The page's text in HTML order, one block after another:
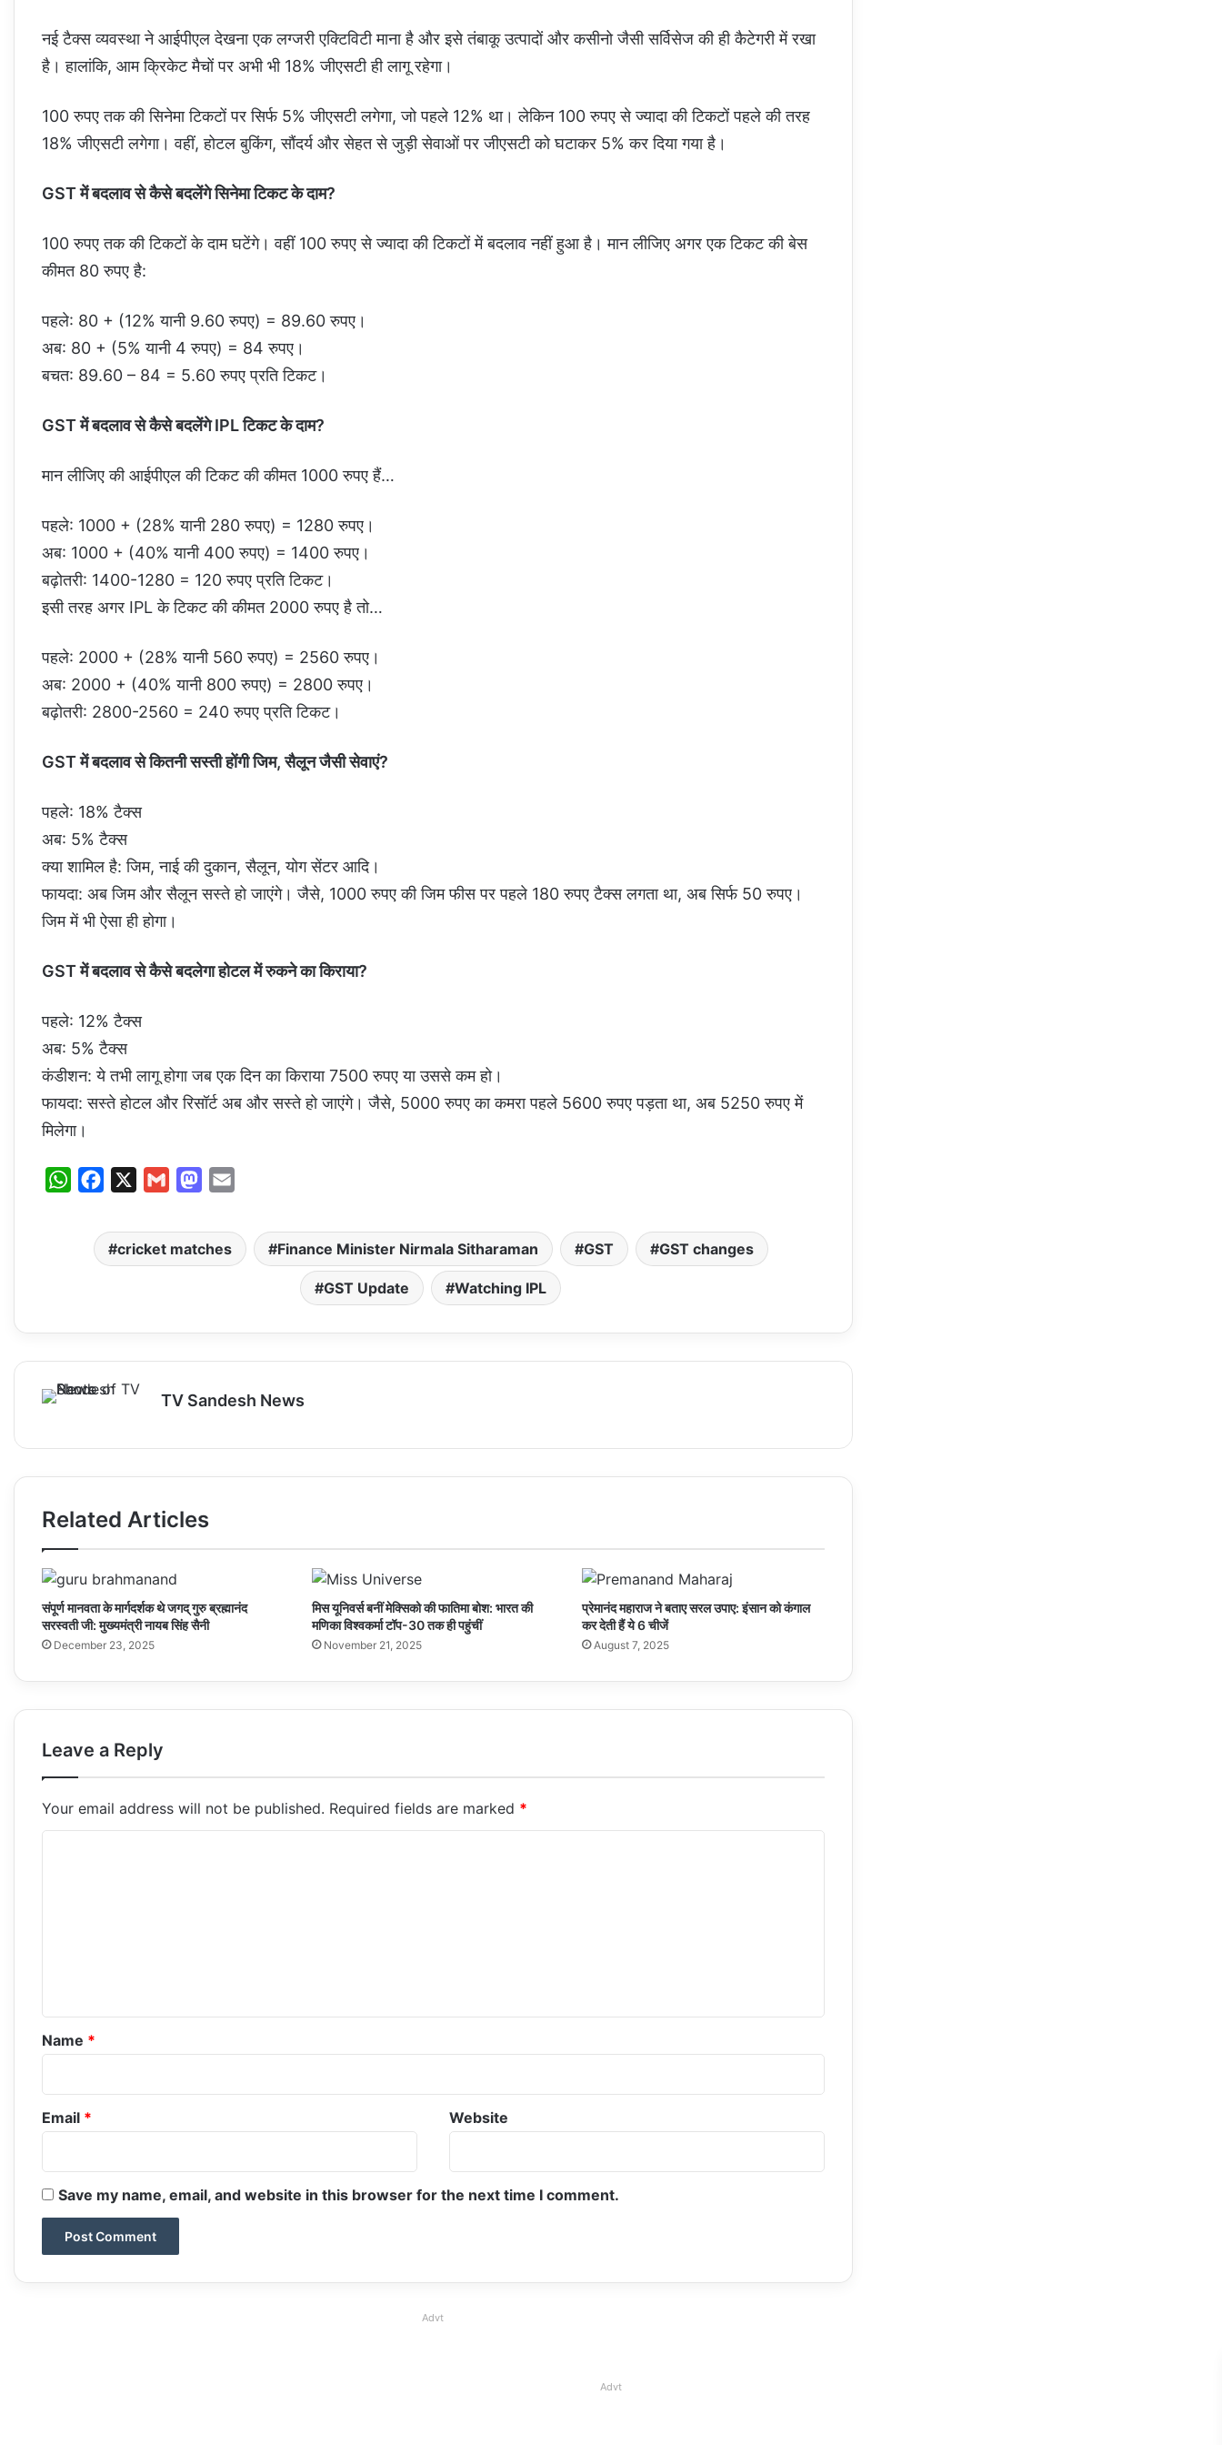
नई टैक्स व्यवस्था ने आईपीएल देखना एक लग्जरी एक्टिविटी माना है और इसे तंबाकू उत्पादों और कसीनो जैसी सर्विसेज की ही कैटेगरी में रखा
है। हालांकि, आम क्रिकेट मैचों पर अभी भी 18% जीएसटी ही लागू रहेगा।
100 रुपए तक की सिनेमा टिकटों पर सिर्फ 5% जीएसटी लगेगा, जो पहले 12% था। लेकिन 100 रुपए से ज्यादा की टिकटों पहले की तरह
18% जीएसटी लगेगा। वहीं, होटल बुकिंग, सौंदर्य और सेहत से जुड़ी सेवाओं पर जीएसटी को घटाकर 5% कर दिया गया है।
GST में बदलाव से कैसे बदलेंगे सिनेमा टिकट के दाम?
100 रुपए तक की टिकटों के दाम घटेंगे। वहीं 100 रुपए से ज्यादा की टिकटों में बदलाव नहीं हुआ है। मान लीजिए अगर एक टिकट की बेस
कीमत 80 रुपए है:
पहले: 80 + (12% यानी 9.60 रुपए) = 89.60 रुपए।
अब: 80 + (5% यानी 4 रुपए) = 84 रुपए।
बचत: 89.60 – 84 = 5.60 रुपए प्रति टिकट।
GST में बदलाव से कैसे बदलेंगे IPL टिकट के दाम?
मान लीजिए की आईपीएल की टिकट की कीमत 1000 रुपए हैं…
पहले: 1000 + (28% यानी 280 रुपए) = 1280 रुपए।
अब: 1000 + (40% यानी 400 रुपए) = 1400 रुपए।
बढ़ोतरी: 1400-1280 = 120 रुपए प्रति टिकट।
इसी तरह अगर IPL के टिकट की कीमत 2000 रुपए है तो…
पहले: 2000 + (28% यानी 560 रुपए) = 2560 रुपए।
अब: 2000 + (40% यानी 800 रुपए) = 2800 रुपए।
बढ़ोतरी: 2800-2560 = 240 रुपए प्रति टिकट।
GST में बदलाव से कितनी सस्ती होंगी जिम, सैलून जैसी सेवाएं?
पहले: 18% टैक्स
अब: 5% टैक्स
क्या शामिल है: जिम, नाई की दुकान, सैलून, योग सेंटर आदि।
फायदा: अब जिम और सैलून सस्ते हो जाएंगे। जैसे, 1000 रुपए की जिम फीस पर पहले 180 रुपए टैक्स लगता था, अब सिर्फ 50 रुपए।
जिम में भी ऐसा ही होगा।
GST में बदलाव से कैसे बदलेगा होटल में रुकने का किराया?
पहले: 12% टैक्स
अब: 5% टैक्स
कंडीशन: ये तभी लागू होगा जब एक दिन का किराया 7500 रुपए या उससे कम हो।
फायदा: सस्ते होटल और रिसॉर्ट अब और सस्ते हो जाएंगे। जैसे, 5000 रुपए का कमरा पहले 5600 रुपए पड़ता था, अब 5250 रुपए में
मिलेगा।
W
p
p
c
e
o
k
a
i
M
s
t
o
n
a
cricket matches Finance Minister Nirmala Sitharaman GST GST changes
GST Update Watching IPL
TV Sandesh News
Related Articles
संपूर्ण मानवता के मार्गदर्शक थे जगद् गुरु ब्रह्मानंद
सरस्वती जी: मुख्यमंत्री नायब सिंह सैनी
December 23, 2025
मिस यूनिवर्स बनीं मेक्सिको की फातिमा बोश: भारत की
मणिका विश्वकर्मा टॉप-30 तक ही पहुंचीं
November 21, 2025
प्रेमानंद महाराज ने बताए सरल उपाए: इंसान को कंगाल
कर देती हैं ये 6 चीजें
August 7, 2025
Leave a Reply
Your email address will not be published. Required fields are marked *
*
Name *
Email * Website
Save my name, email, and website in this browser for the next time I comment.
Advt
Advt